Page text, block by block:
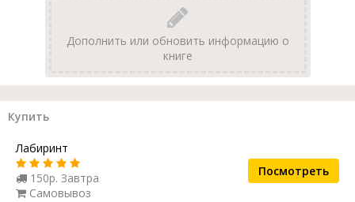
Дополнить или обновить информацию о
книге
Купить
Лабиринт
150р. Завтра
Самовывоз
Посмотреть